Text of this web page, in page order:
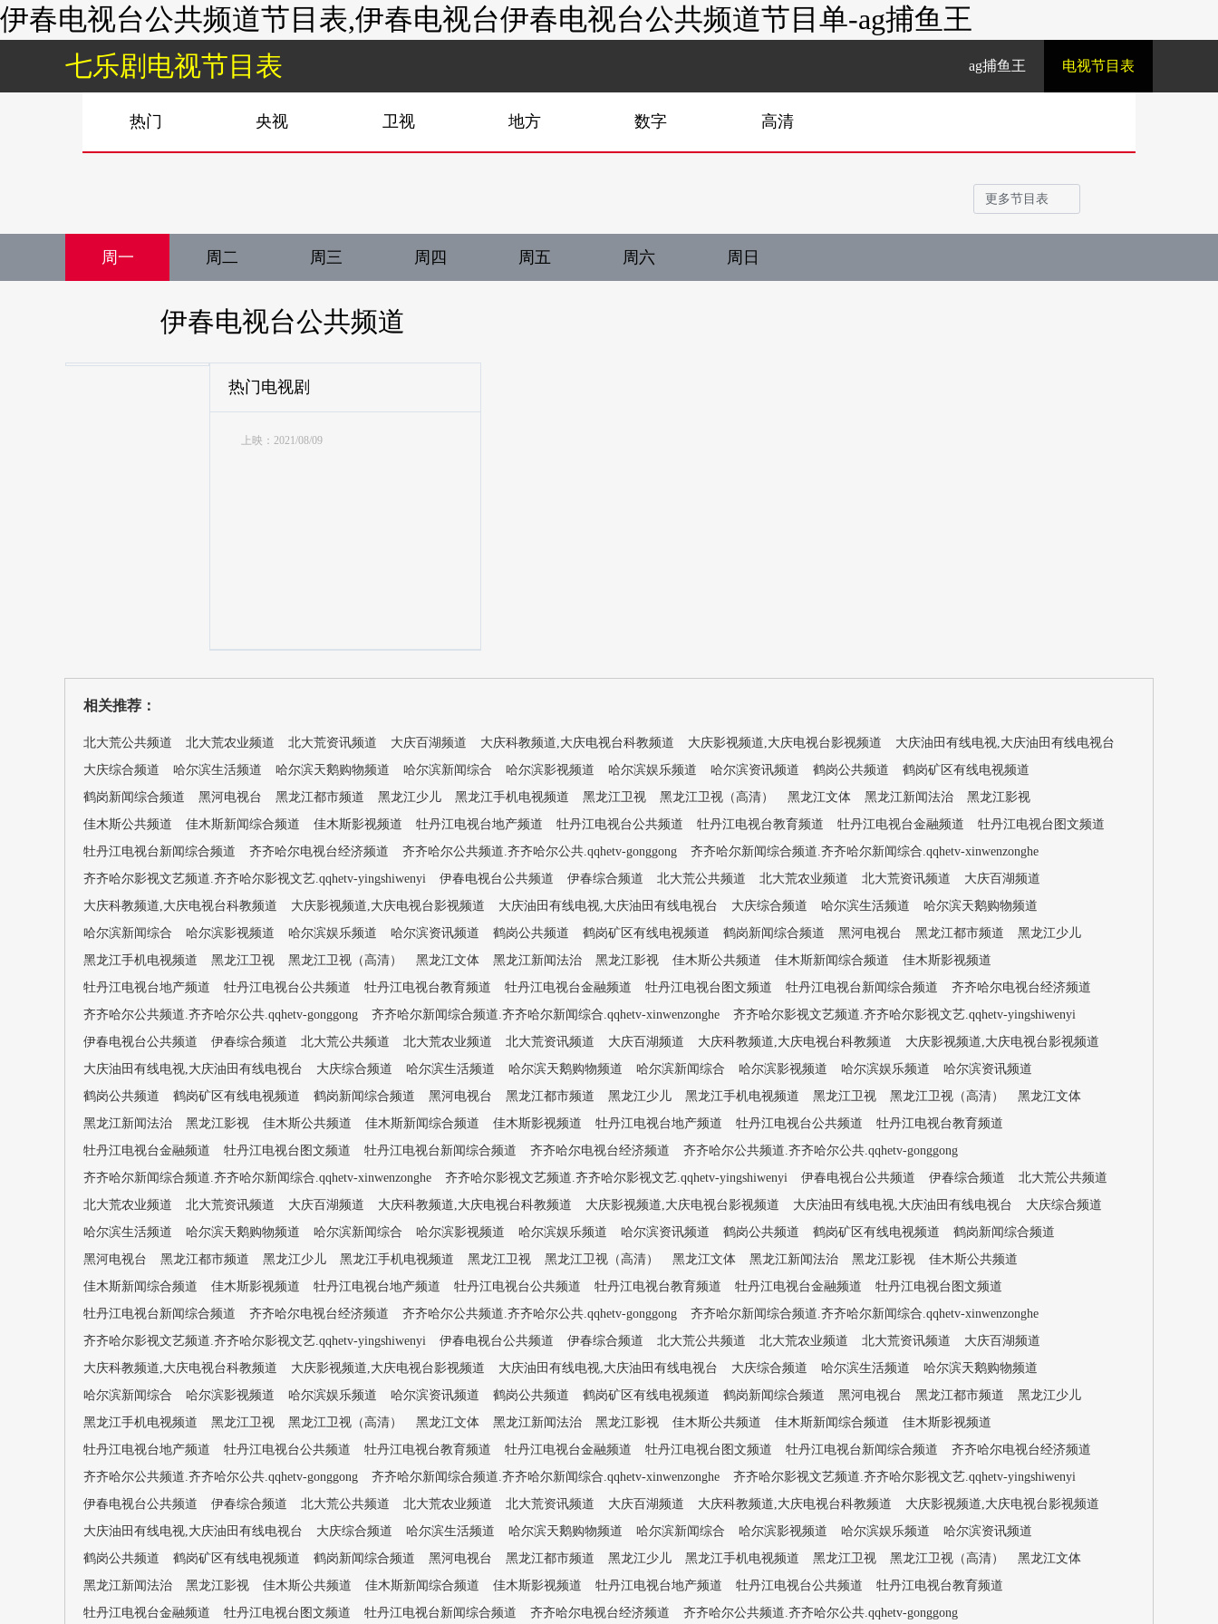
伊春电视台公共频道节目表,伊春电视台伊春电视台公共频道节目单-ag捕鱼王
七乐剧电视节目表 电视节目表
ag捕鱼王
热门 央视 卫视 地方 数字 高清
更多节目表
周一 周二 周三 周四 周五 周六 周日
伊春电视台公共频道
热门电视剧
上映：2021/08/09
相关推荐：
北大荒公共频道 北大荒农业频道 北大荒资讯频道 大庆百湖频道 大庆科教频道,大庆电视台科教频道 大庆影视频道,大庆电视台影视频道
大庆油田有线电视,大庆油田有线电视台
大庆综合频道
哈尔滨生活频道 哈尔滨天鹅购物频道 哈尔滨新闻综合 哈尔滨影视频道 哈尔滨娱乐频道 哈尔滨资讯频道 鹤岗公共频道
鹤岗矿区有线电视频道
鹤岗新闻综合频道
黑河电视台 黑龙江都市频道 黑龙江少儿 黑龙江手机电视频道 黑龙江卫视 黑龙江卫视（高清） 黑龙江文体 黑龙江新闻法治
黑龙江影视
佳木斯公共频道
佳木斯新闻综合频道 佳木斯影视频道 牡丹江电视台地产频道 牡丹江电视台公共频道 牡丹江电视台教育频道 牡丹江电视台金融频道
牡丹江电视台图文频道
牡丹江电视台新闻综合频道
齐齐哈尔电视台经济频道 齐齐哈尔公共频道.齐齐哈尔公共.qqhetv-gonggong
齐齐哈尔新闻综合频道.齐齐哈尔新闻综合.qqhetv-xinwenzonghe
齐齐哈尔影视文艺频道.齐齐哈尔影视文艺.qqhetv-yingshiwenyi
伊春电视台公共频道 伊春综合频道 北大荒公共频道 北大荒农业频道 北大荒资讯频道
大庆百湖频道
大庆科教频道,大庆电视台科教频道
大庆影视频道,大庆电视台影视频道 大庆油田有线电视,大庆油田有线电视台 大庆综合频道 哈尔滨生活频道
哈尔滨天鹅购物频道
哈尔滨新闻综合
哈尔滨影视频道 哈尔滨娱乐频道 哈尔滨资讯频道 鹤岗公共频道 鹤岗矿区有线电视频道 鹤岗新闻综合频道 黑河电视台 黑龙江都市频道
黑龙江少儿
黑龙江手机电视频道
黑龙江卫视 黑龙江卫视（高清） 黑龙江文体 黑龙江新闻法治 黑龙江影视 佳木斯公共频道 佳木斯新闻综合频道
佳木斯影视频道
牡丹江电视台地产频道
牡丹江电视台公共频道 牡丹江电视台教育频道 牡丹江电视台金融频道 牡丹江电视台图文频道 牡丹江电视台新闻综合频道
齐齐哈尔电视台经济频道
齐齐哈尔公共频道.齐齐哈尔公共.qqhetv-gonggong
齐齐哈尔新闻综合频道.齐齐哈尔新闻综合.qqhetv-xinwenzonghe
齐齐哈尔影视文艺频道.齐齐哈尔影视文艺.qqhetv-yingshiwenyi
伊春电视台公共频道
伊春综合频道 北大荒公共频道 北大荒农业频道 北大荒资讯频道 大庆百湖频道 大庆科教频道,大庆电视台科教频道
大庆影视频道,大庆电视台影视频道
大庆油田有线电视,大庆油田有线电视台
大庆综合频道 哈尔滨生活频道 哈尔滨天鹅购物频道 哈尔滨新闻综合 哈尔滨影视频道 哈尔滨娱乐频道
哈尔滨资讯频道
鹤岗公共频道
鹤岗矿区有线电视频道 鹤岗新闻综合频道 黑河电视台 黑龙江都市频道 黑龙江少儿 黑龙江手机电视频道 黑龙江卫视 黑龙江卫视（高清）
黑龙江文体
黑龙江新闻法治
黑龙江影视 佳木斯公共频道 佳木斯新闻综合频道 佳木斯影视频道 牡丹江电视台地产频道 牡丹江电视台公共频道
牡丹江电视台教育频道
牡丹江电视台金融频道
牡丹江电视台图文频道 牡丹江电视台新闻综合频道 齐齐哈尔电视台经济频道
齐齐哈尔公共频道.齐齐哈尔公共.qqhetv-gonggong
齐齐哈尔新闻综合频道.齐齐哈尔新闻综合.qqhetv-xinwenzonghe
齐齐哈尔影视文艺频道.齐齐哈尔影视文艺.qqhetv-yingshiwenyi 伊春电视台公共频道 伊春综合频道
北大荒公共频道
北大荒农业频道
北大荒资讯频道 大庆百湖频道 大庆科教频道,大庆电视台科教频道 大庆影视频道,大庆电视台影视频道 大庆油田有线电视,大庆油田有线电视台
大庆综合频道
哈尔滨生活频道
哈尔滨天鹅购物频道 哈尔滨新闻综合 哈尔滨影视频道 哈尔滨娱乐频道 哈尔滨资讯频道 鹤岗公共频道 鹤岗矿区有线电视频道
鹤岗新闻综合频道
黑河电视台
黑龙江都市频道 黑龙江少儿 黑龙江手机电视频道 黑龙江卫视 黑龙江卫视（高清） 黑龙江文体 黑龙江新闻法治 黑龙江影视
佳木斯公共频道
佳木斯新闻综合频道
佳木斯影视频道 牡丹江电视台地产频道 牡丹江电视台公共频道 牡丹江电视台教育频道 牡丹江电视台金融频道
牡丹江电视台图文频道
牡丹江电视台新闻综合频道
齐齐哈尔电视台经济频道 齐齐哈尔公共频道.齐齐哈尔公共.qqhetv-gonggong
齐齐哈尔新闻综合频道.齐齐哈尔新闻综合.qqhetv-xinwenzonghe
齐齐哈尔影视文艺频道.齐齐哈尔影视文艺.qqhetv-yingshiwenyi
伊春电视台公共频道 伊春综合频道 北大荒公共频道 北大荒农业频道 北大荒资讯频道
大庆百湖频道
大庆科教频道,大庆电视台科教频道
大庆影视频道,大庆电视台影视频道 大庆油田有线电视,大庆油田有线电视台 大庆综合频道 哈尔滨生活频道
哈尔滨天鹅购物频道
哈尔滨新闻综合
哈尔滨影视频道 哈尔滨娱乐频道 哈尔滨资讯频道 鹤岗公共频道 鹤岗矿区有线电视频道 鹤岗新闻综合频道 黑河电视台 黑龙江都市频道
黑龙江少儿
黑龙江手机电视频道
黑龙江卫视 黑龙江卫视（高清） 黑龙江文体 黑龙江新闻法治 黑龙江影视 佳木斯公共频道 佳木斯新闻综合频道
佳木斯影视频道
牡丹江电视台地产频道
牡丹江电视台公共频道 牡丹江电视台教育频道 牡丹江电视台金融频道 牡丹江电视台图文频道 牡丹江电视台新闻综合频道
齐齐哈尔电视台经济频道
齐齐哈尔公共频道.齐齐哈尔公共.qqhetv-gonggong
齐齐哈尔新闻综合频道.齐齐哈尔新闻综合.qqhetv-xinwenzonghe
齐齐哈尔影视文艺频道.齐齐哈尔影视文艺.qqhetv-yingshiwenyi
伊春电视台公共频道
伊春综合频道 北大荒公共频道 北大荒农业频道 北大荒资讯频道 大庆百湖频道 大庆科教频道,大庆电视台科教频道
大庆影视频道,大庆电视台影视频道
大庆油田有线电视,大庆油田有线电视台
大庆综合频道 哈尔滨生活频道 哈尔滨天鹅购物频道 哈尔滨新闻综合 哈尔滨影视频道 哈尔滨娱乐频道
哈尔滨资讯频道
鹤岗公共频道
鹤岗矿区有线电视频道 鹤岗新闻综合频道 黑河电视台 黑龙江都市频道 黑龙江少儿 黑龙江手机电视频道 黑龙江卫视 黑龙江卫视（高清）
黑龙江文体
黑龙江新闻法治
黑龙江影视 佳木斯公共频道 佳木斯新闻综合频道 佳木斯影视频道 牡丹江电视台地产频道 牡丹江电视台公共频道
牡丹江电视台教育频道
牡丹江电视台金融频道
牡丹江电视台图文频道 牡丹江电视台新闻综合频道 齐齐哈尔电视台经济频道 齐齐哈尔公共频道.齐齐哈尔公共.qqhetv-gonggong